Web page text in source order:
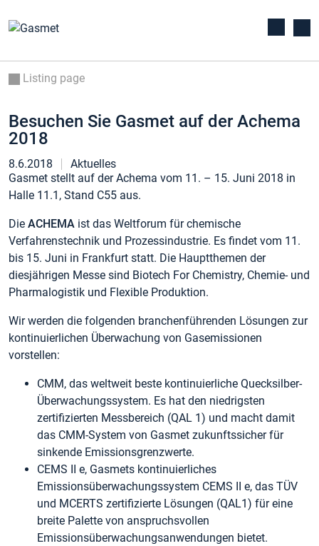
Listing page
Besuchen Sie Gasmet auf der Achema
2018
8.6.2018
Aktuelles
Gasmet stellt auf der Achema vom 11. – 15. Juni 2018 in
Halle 11.1, Stand C55 aus.
Die ACHEMA ist das Weltforum für chemische
Verfahrenstechnik und Prozessindustrie. Es findet vom 11.
bis 15. Juni in Frankfurt statt. Die Hauptthemen der
diesjährigen Messe sind Biotech For Chemistry, Chemie- und
Pharmalogistik und Flexible Produktion.
Wir werden die folgenden branchenführenden Lösungen zur
kontinuierlichen Überwachung von Gasemissionen
vorstellen:
CMM, das weltweit beste kontinuierliche Quecksilber-
Überwachungssystem. Es hat den niedrigsten
zertifizierten Messbereich (QAL 1) und macht damit
das CMM-System von Gasmet zukunftssicher für
sinkende Emissionsgrenzwerte.
CEMS II e, Gasmets kontinuierliches
Emissionsüberwachungssystem CEMS II e, das TÜV
und MCERTS zertifizierte Lösungen (QAL1) für eine
breite Palette von anspruchsvollen
Emissionsüberwachungsanwendungen bietet.